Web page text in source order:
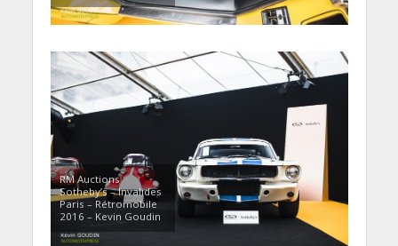
RM Auctions
Sotheby’s – Invalides
Paris – Rétromobile
2016 – Kevin Goudin